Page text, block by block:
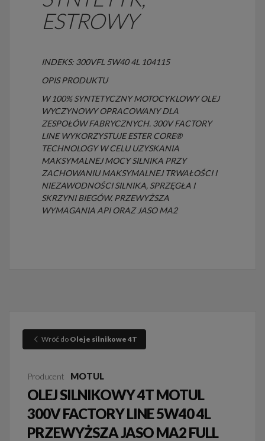
ESTROWY
INDEKS: 300VFL 5W40 4L 104115
OPIS PRODUKTU
W 100% SYNTETYCZNY MOTOCYKLOWY OLEJ
WYCZYNOWY OPRACOWANY DLA
ZESPOŁÓW FABRYCZNYCH. 300V FACTORY
LINE WYKORZYSTUJE ESTER CORE®
TECHNOLOGY W CELU UZYSKANIA
MAKSYMALNEJ MOCY SILNIKA PRZY
ZACHOWANIU MAKSYMALNEJ TRWAŁOŚCI I
NIEZAWODNOŚCI SILNIKA, SPRZĘGŁA I
SKRZYNI BIEGÓW. PRZEWYŻSZA
WYMAGANIA API ORAZ JASO MA2
Wróć do Oleje silnikowe 4T
Producent MOTUL
OLEJ SILNIKOWY 4T MOTUL
300V FACTORY LINE 5W40 4L
PRZEWYŻSZA JASO MA2 FULL